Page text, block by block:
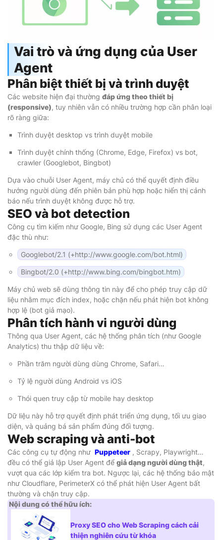
Vai trò và ứng dụng của User
Agent
Phân biệt thiết bị và trình duyệt
Các website hiện đại thường đáp ứng theo thiết bị
(responsive), tuy nhiên vẫn có nhiều trường hợp cần phân loại
rõ ràng giữa:
Trình duyệt desktop vs trình duyệt mobile
Trình duyệt chính thống (Chrome, Edge, Firefox) vs bot,
crawler (Googlebot, Bingbot)
Dựa vào chuỗi User Agent, máy chủ có thể quyết định điều
hướng người dùng đến phiên bản phù hợp hoặc hiển thị cảnh
báo nếu trình duyệt không được hỗ trợ.
SEO và bot detection
Công cụ tìm kiếm như Google, Bing sử dụng các User Agent
đặc thù như:
Googlebot/2.1 (+http://www.google.com/bot.html)
Bingbot/2.0 (+http://www.bing.com/bingbot.htm)
Máy chủ web sẽ dùng thông tin này để cho phép truy cập dữ
liệu nhằm mục đích index, hoặc chặn nếu phát hiện bot không
hợp lệ (bot giả mạo).
Phân tích hành vi người dùng
Thông qua User Agent, các hệ thống phân tích (như Google
Analytics) thu thập dữ liệu về:
Phần trăm người dùng dùng Chrome, Safari…
Tỷ lệ người dùng Android vs iOS
Thói quen truy cập từ mobile hay desktop
Dữ liệu này hỗ trợ quyết định phát triển ứng dụng, tối ưu giao
diện, và quảng bá sản phẩm đúng đối tượng.
Web scraping và anti-bot
Các công cụ tự động như Puppeteer , Scrapy, Playwright…
đều có thể giả lập User Agent để giả dạng người dùng thật,
vượt qua các lớp kiểm tra bot. Ngược lại, các hệ thống bảo mật
như Cloudflare, PerimeterX có thể phát hiện User Agent bất
thường và chặn truy cập.
Nội dung có thể hữu ích:
Proxy SEO cho Web Scraping cách cải
thiện nghiên cứu từ khóa